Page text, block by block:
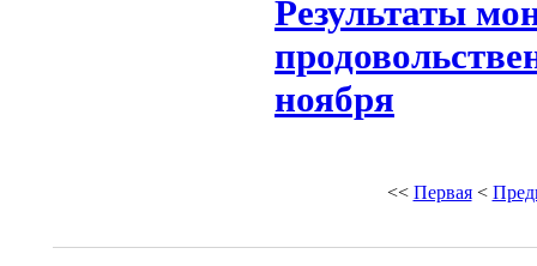
Результаты
ноября
<< Первая<